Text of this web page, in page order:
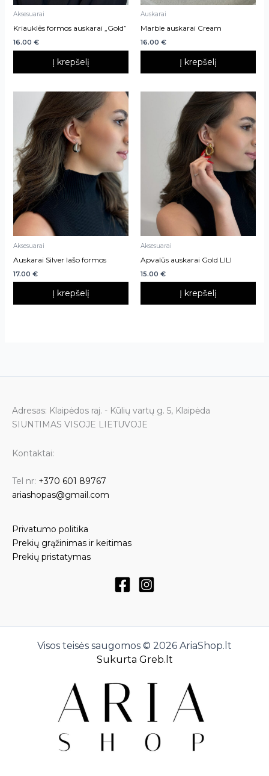
Aksesuarai
Kriauklės formos auskarai „Gold”
16.00 €
Į krepšelį
Auskarai
Marble auskarai Cream
16.00 €
Į krepšelį
Aksesuarai
Auskarai Silver lašo formos
17.00 €
Į krepšelį
Aksesuarai
Apvalūs auskarai Gold LILI
15.00 €
Į krepšelį
Adresas: Klaipėdos raj. - Kūlių vartų g. 5, Klaipėda
SIUNTIMAS VISOJE LIETUVOJE
Kontaktai:
Tel nr: +370 601 89767
ariashopas@gmail.com
Privatumo politika
Prekių grąžinimas ir keitimas
Prekių pristatymas
Visos teisės saugomos © 2026 AriaShop.lt
Sukurta Greb.lt